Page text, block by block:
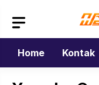
isi
Home
Kontak